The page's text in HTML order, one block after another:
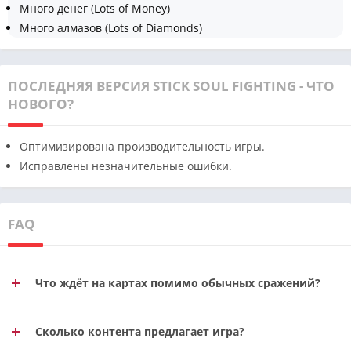
Много денег (Lots of Money)
Много алмазов (Lots of Diamonds)
ПОСЛЕДНЯЯ ВЕРСИЯ STICK SOUL FIGHTING - ЧТО
НОВОГО?
Оптимизирована производительность игры.
Исправлены незначительные ошибки.
FAQ
Что ждёт на картах помимо обычных сражений?
Сколько контента предлагает игра?